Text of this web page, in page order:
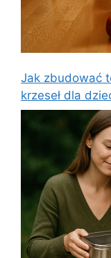
Jak zbudować
krzeseł dla